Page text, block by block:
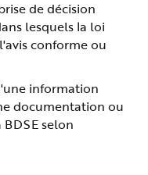
de décision
lesquels la loi
conforme ou
information
documentation ou
selon